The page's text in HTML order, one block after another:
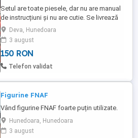
Setul are toate piesele, dar nu are manual
de instrucțiuni și nu are cutie. Se livrează
prin curier, cu plata ramburs.
Deva, Hunedoara
3 august
150 RON
Telefon validat
Figurine FNAF
Vând figurine FNAF foarte puțin utilizate.
Hunedoara, Hunedoara
3 august